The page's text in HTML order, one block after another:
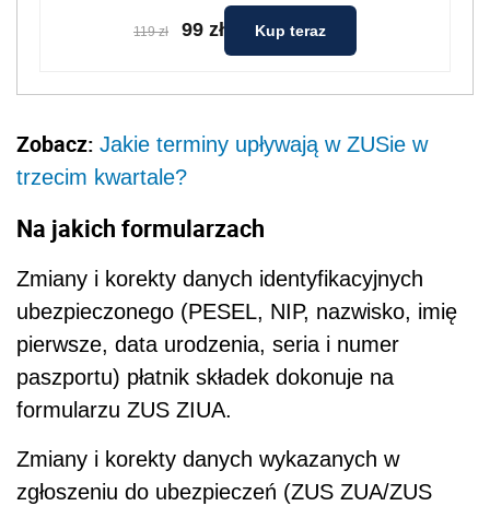
119 zł 99 zł Kup teraz
Zobacz: Jakie terminy upływają w ZUSie w
trzecim kwartale?
Na jakich formularzach
Zmiany i korekty danych identyfikacyjnych
ubezpieczonego (PESEL, NIP, nazwisko, imię
pierwsze, data urodzenia, seria i numer
paszportu) płatnik składek dokonuje na
formularzu ZUS ZIUA.
Zmiany i korekty danych wykazanych w
zgłoszeniu do ubezpieczeń (ZUS ZUA/ZUS